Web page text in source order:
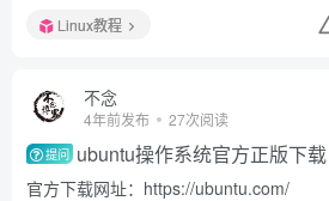
Linux教程
不念
4年前发布 27次阅读
提问 ubuntu操作系统官方正版下载
官方下载网址：https://ubuntu.com/